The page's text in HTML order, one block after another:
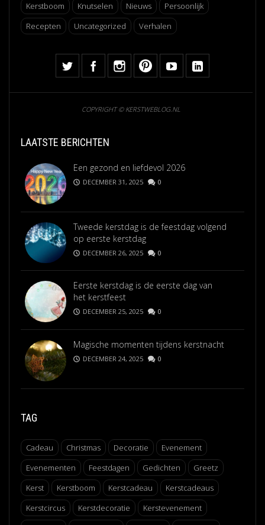
Kerstboom
Knutselen Nieuws
Persoonlijk
Recepten
Uncategorized Verhalen
COPYRIGHT © KERSTWEBLOG.NL
LAATSTE BERICHTEN
Een gezond en liefdevol 2026
DECEMBER 31, 2025 0
Tweede kerstdag is de feestdag volgend
op eerste kerstdag
DECEMBER 26, 2025 0
Eerste kerstdag is de eerste dag van
het kerstfeest
DECEMBER 25, 2025 0
Magische momenten tijdens kerstnacht
DECEMBER 24, 2025 0
TAG
Cadeau Christmas Decoratie
Evenement
Evenementen
Feestdagen Gedichten
Greetz
Kerst
Kerstboom Kerstcadeau
Kerstcadeaus
Kerstcircus
Kerstdecoratie
Kerstevenement